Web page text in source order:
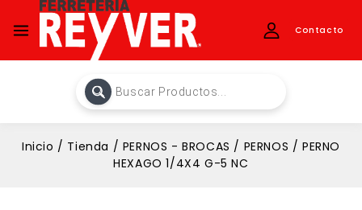
Contacto
Inicio / Tienda / PERNOS - BROCAS / PERNOS / PERNO
HEXAGO 1/4X4 G-5 NC